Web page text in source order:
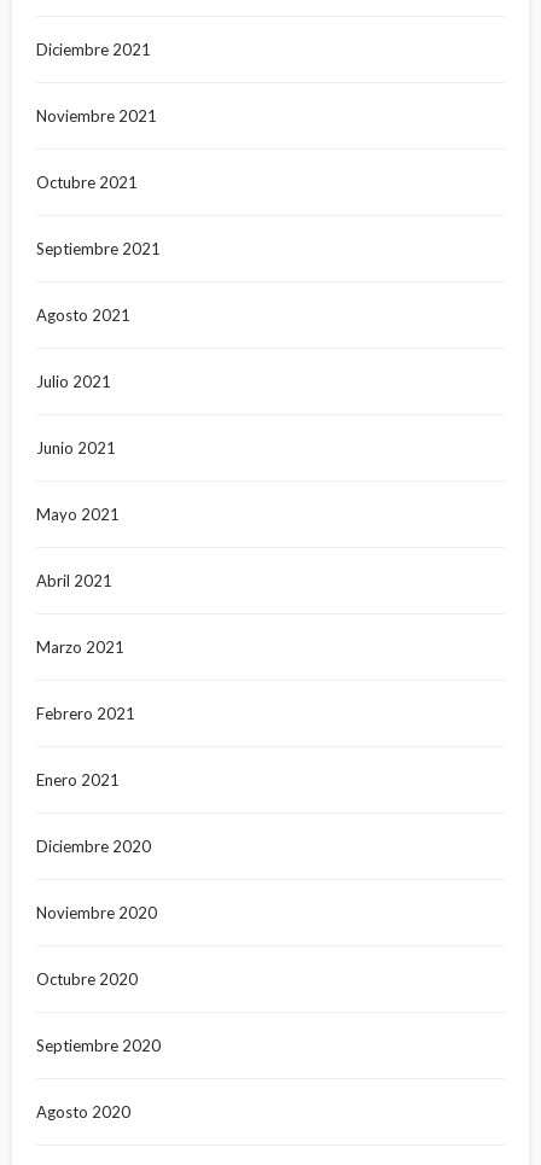
Diciembre 2021
Noviembre 2021
Octubre 2021
Septiembre 2021
Agosto 2021
Julio 2021
Junio 2021
Mayo 2021
Abril 2021
Marzo 2021
Febrero 2021
Enero 2021
Diciembre 2020
Noviembre 2020
Octubre 2020
Septiembre 2020
Agosto 2020